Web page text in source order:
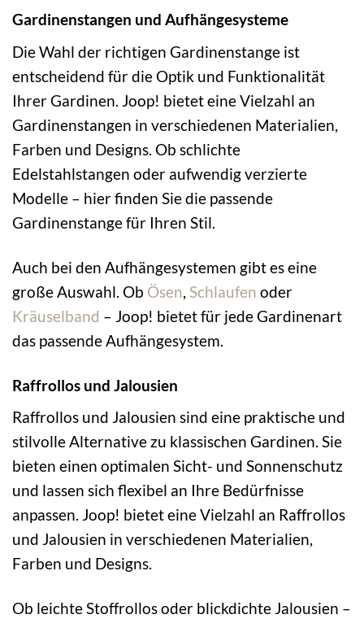
Gardinenstangen und Aufhängesysteme
Die Wahl der richtigen Gardinenstange ist
entscheidend für die Optik und Funktionalität
Ihrer Gardinen. Joop! bietet eine Vielzahl an
Gardinenstangen in verschiedenen Materialien,
Farben und Designs. Ob schlichte
Edelstahlstangen oder aufwendig verzierte
Modelle – hier finden Sie die passende
Gardinenstange für Ihren Stil.
Auch bei den Aufhängesystemen gibt es eine
große Auswahl. Ob Ösen, Schlaufen oder
Kräuselband – Joop! bietet für jede Gardinenart
das passende Aufhängesystem.
Raffrollos und Jalousien
Raffrollos und Jalousien sind eine praktische und
stilvolle Alternative zu klassischen Gardinen. Sie
bieten einen optimalen Sicht- und Sonnenschutz
und lassen sich flexibel an Ihre Bedürfnisse
anpassen. Joop! bietet eine Vielzahl an Raffrollos
und Jalousien in verschiedenen Materialien,
Farben und Designs.
Ob leichte Stoffrollos oder blickdichte Jalousien –